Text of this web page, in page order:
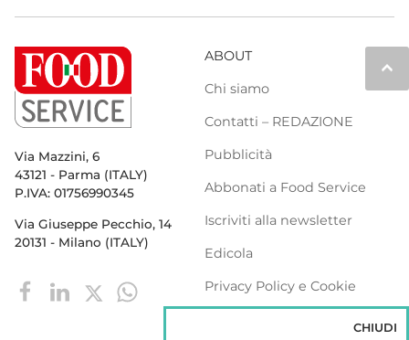
keyboard_arrow_up
Via Mazzini, 6
43121 - Parma (ITALY)
P.IVA: 01756990345
Via Giuseppe Pecchio, 14
20131 - Milano (ITALY)
ABOUT
Chi siamo
Contatti – REDAZIONE
Pubblicità
Abbonati a Food Service
Iscriviti alla newsletter
Edicola
Privacy Policy e Cookie
CHIUDI